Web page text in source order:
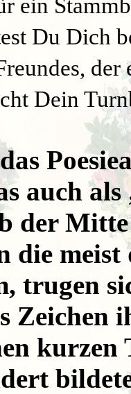
ein
Du Dich
Dein
auch
der
die
trugen
Zeichen
kurzen